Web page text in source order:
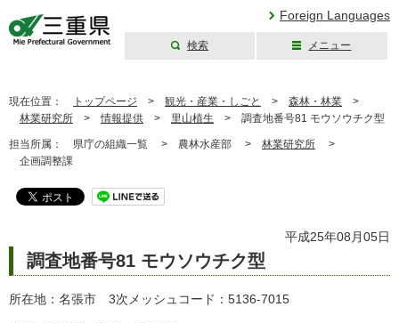
Foreign Languages
検索 メニュー
現在位置： トップページ > 観光・産業・しごと > 森林・林業 >
林業研究所 > 情報提供 > 里山植生 > 調査地番号81 モウソウチク型
担当所属： 県庁の組織一覧 > 農林水産部 > 林業研究所 >
企画調整課
平成25年08月05日
調査地番号81 モウソウチク型
所在地：名張市 3次メッシュコード：5136-7015